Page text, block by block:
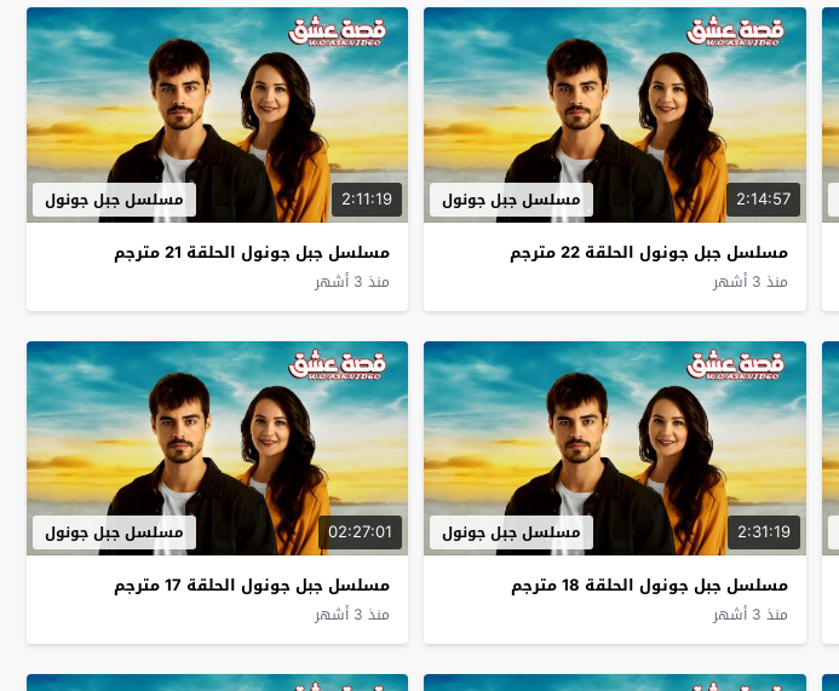
2:14:57 مسلسل جبل جونول
مسلسل جبل جونول الحلقة 22 مترجم
منذ 3 أشهر
2:11:19 مسلسل جبل جونول
مسلسل جبل جونول الحلقة 21 مترجم
منذ 3 أشهر
2:31:19 مسلسل جبل جونول
مسلسل جبل جونول الحلقة 18 مترجم
منذ 3 أشهر
02:27:01 مسلسل جبل جونول
مسلسل جبل جونول الحلقة 17 مترجم
منذ 3 أشهر